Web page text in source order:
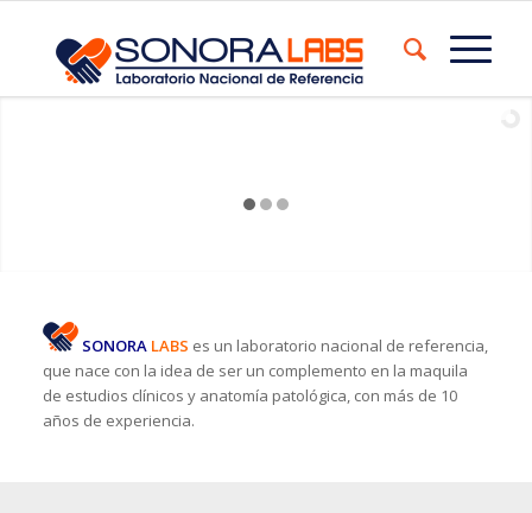
SONORA LABS es un laboratorio nacional de referencia,
que nace con la idea de ser un complemento en la maquila
de estudios clínicos y anatomía patológica, con más de 10
años de experiencia.